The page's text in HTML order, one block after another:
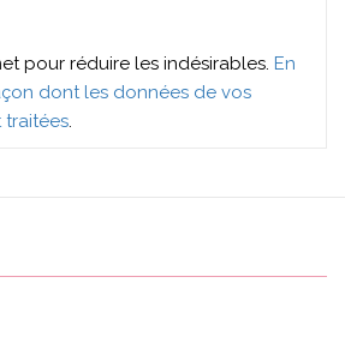
pour réduire les indésirables. En
dont les données de vos
traitées.